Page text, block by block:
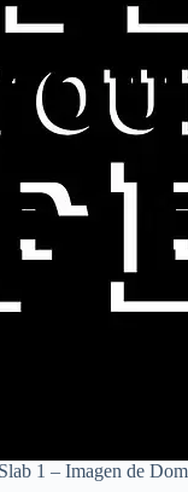
1 – Imagen de